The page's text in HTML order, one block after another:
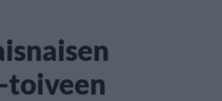
toiveen